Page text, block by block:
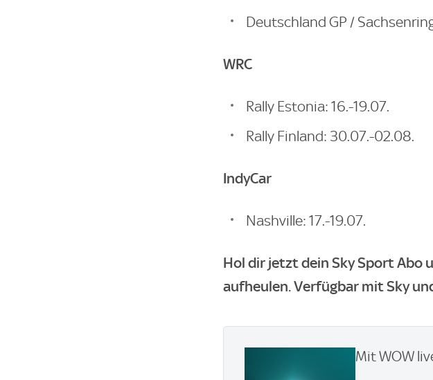
Deutschland GP /
WRC
Rally Estonia: 16.-19.07.
Rally Finland: 30.07.-02.08.
IndyCar
Nashville: 17.-19.07.
Hol dir jetzt dein Sky Sport Abo
aufheulen. Verfügbar mit Sky
Mit WOW